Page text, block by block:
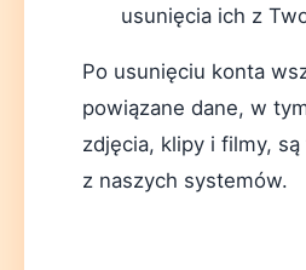
usunięcia ich z
Po usunięciu konta
powiązane dane, w
zdjęcia, klipy i filmy,
z naszych systemów.